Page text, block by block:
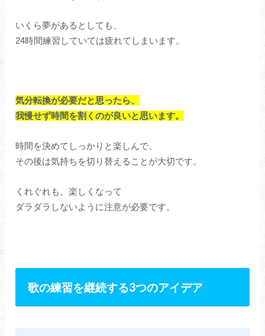
いくら夢があるとしても、
24時間練習していては疲れてしまいます。
気分転換が必要だと思ったら、
我慢せず時間を割くのが良いと思います。
時間を決めてしっかりと楽しんで、
その後は気持ちを切り替えることが大切です。
くれぐれも、楽しくなって
ダラダラしないように注意が必要です。
歌の練習を継続する3つのアイデア